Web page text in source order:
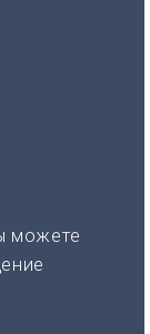
можете